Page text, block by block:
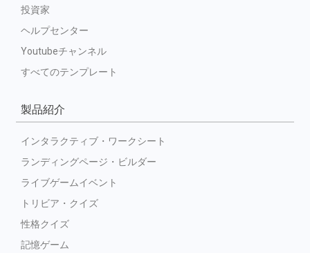
投資家
ヘルプセンター
Youtubeチャンネル
すべてのテンプレート
製品紹介
インタラクティブ・ワークシート
ランディングページ・ビルダー
ライブゲームイベント
トリビア・クイズ
性格クイズ
記憶ゲーム